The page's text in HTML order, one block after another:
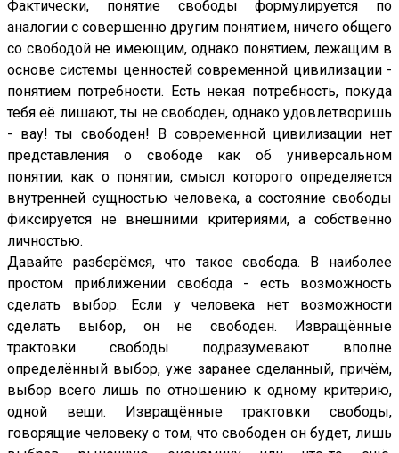
Фактически, понятие свободы формулируется по
аналогии с совершенно другим понятием, ничего общего
со свободой не имеющим, однако понятием, лежащим в
основе системы ценностей современной цивилизации -
понятием потребности. Есть некая потребность, покуда
тебя её лишают, ты не свободен, однако удовлетворишь
- вау! ты свободен! В современной цивилизации нет
представления о свободе как об универсальном
понятии, как о понятии, смысл которого определяется
внутренней сущностью человека, а состояние свободы
фиксируется не внешними критериями, а собственно
личностью.
Давайте разберёмся, что такое свобода. В наиболее
простом приближении свобода - есть возможность
сделать выбор. Если у человека нет возможности
сделать выбор, он не свободен. Извращённые
трактовки свободы подразумевают вполне
определённый выбор, уже заранее сделанный, причём,
выбор всего лишь по отношению к одному критерию,
одной вещи. Извращённые трактовки свободы,
говорящие человеку о том, что свободен он будет, лишь